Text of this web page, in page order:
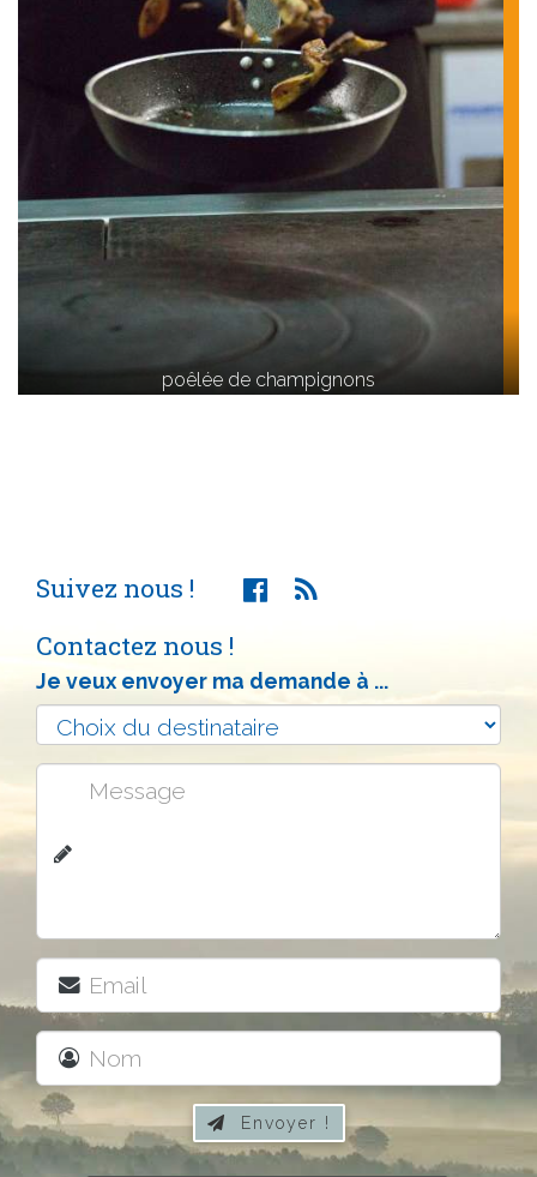
poêlée de champignons
Suivez nous !
Contactez nous !
Je veux envoyer ma demande à ...
 Envoyer !